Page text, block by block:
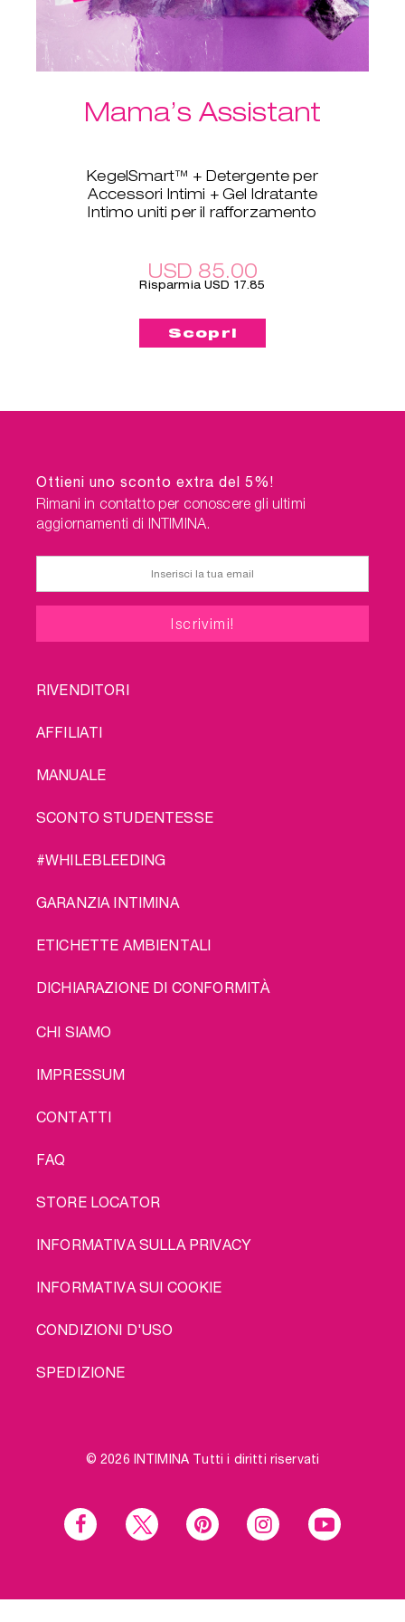
Mama’s Assistant
KegelSmart™ + Detergente per
Accessori Intimi + Gel Idratante
Intimo uniti per il rafforzamento
bisogno dopo il parto.
KegelSmart™ per allenamenti
Idratante Intimo per la
lubrificazione e Detergente per
Un ulteriore vantaggio del
USD 85.00
Risparmia USD 17.85
Scopri
Ottieni uno sconto extra del 5%!
Rimani in contatto per conoscere gli ultimi
aggiornamenti di INTIMINA.
FOOTER
RIVENDITORI
AFFILIATI
MANUALE
SCONTO STUDENTESSE
#WHILEBLEEDING
GARANZIA INTIMINA
ETICHETTE AMBIENTALI
DICHIARAZIONE DI CONFORMITÀ
LEGAL
CHI SIAMO
IMPRESSUM
CONTATTI
FAQ
STORE LOCATOR
INFORMATIVA SULLA PRIVACY
INFORMATIVA SUI COOKIE
CONDIZIONI D'USO
SPEDIZIONE
© 2026 INTIMINA Tutti i diritti riservati